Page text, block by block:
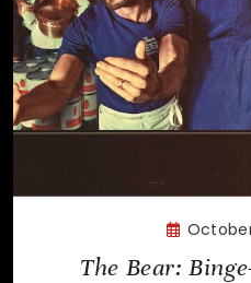
The Bear: